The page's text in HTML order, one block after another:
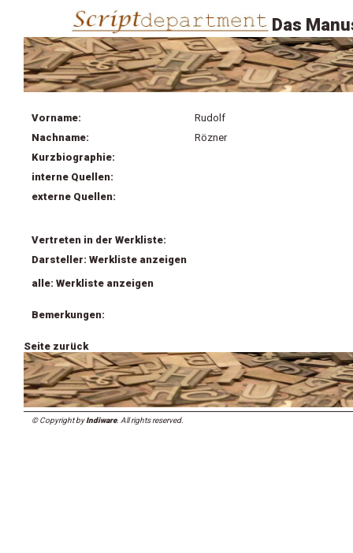
Das
Vorname:
Rudolf
Nachname:
Rözner
Kurzbiographie:
interne Quellen:
externe Quellen:
Vertreten in der Werkliste:
Darsteller: Werkliste anzeigen
alle: Werkliste anzeigen
Bemerkungen:
Seite zurück
© Copyright byIndiware. All rights reserved.